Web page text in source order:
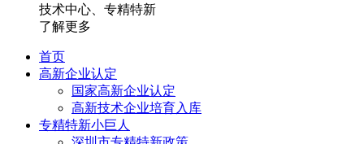
了解更多
首页
高新企业认定
国家高新企业认定
高新技术企业培育入库
专精特新小巨人